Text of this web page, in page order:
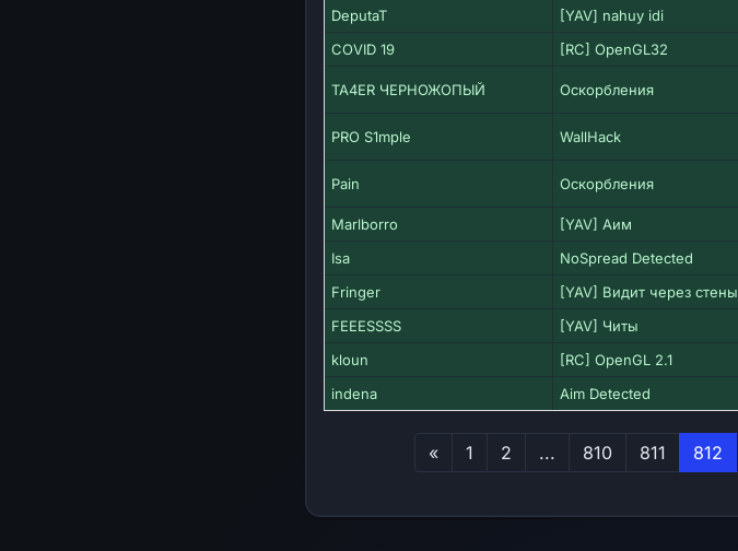
DeputaT
[YAV] nahuy idi
COVID 19
[RC] OpenGL32
TA4ER ЧЕРНОЖОПЫЙ Оскорбления
PRO S1mple WallHack
Pain Оскорбления
Marlborro [YAV] Аим
Isa
NoSpread Detected
Fringer
[YAV] Видит через стены
FEEESSSS
[YAV] Читы
kloun
[RC] OpenGL 2.1
indena
Aim Detected
«Первая
1 2 ... 810 811 812